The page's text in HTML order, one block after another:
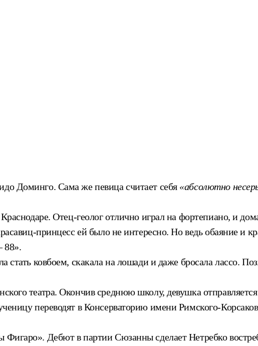
Доминго. Сама же певица считает себя «абсолютно
Отец-геолог отлично играл на фортепиано, и
принцесс ей было не интересно. Но ведь обаяние и
88».
ковбоем, скакала на лошади и даже бросала лассо.
театра. Окончив среднюю школу, девушка
переводят в Консерваторию имени Римского-
Дебют в партии Сюзанны сделает Нетребко